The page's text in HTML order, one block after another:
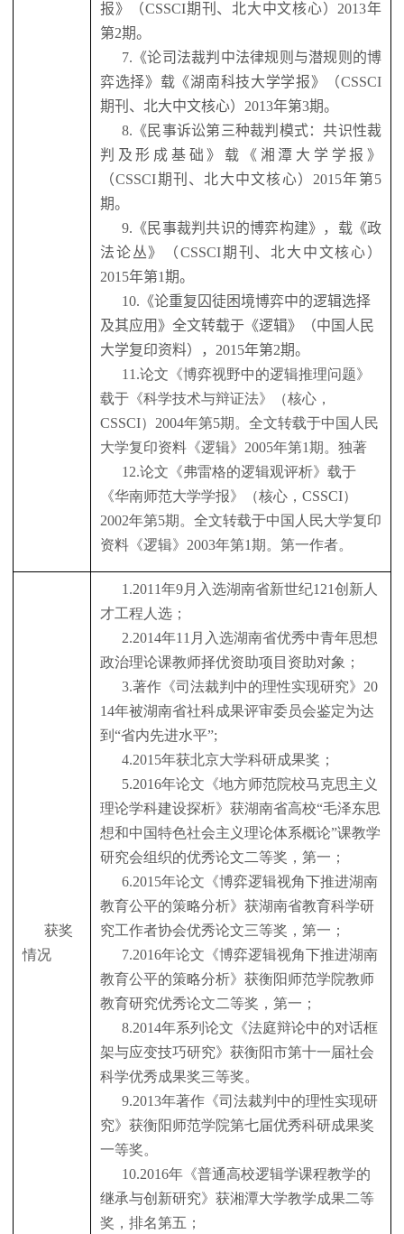
报》（CSSCI期刊、北大中文核心） 2013年
第2期。
7. 《论司法裁判中法律规则与潜规则的博
弈选择》载《湖南科技大学学报》（CSSCI
期刊、北大中文核心） 2013年第3期。
8. 《民事诉讼第三种裁判模式：共识性裁
判及形成基础》载《湘潭大学学报》
（CSSCI期刊、北大中文核心） 2015年第5
期。
9. 《民事裁判共识的博弈构建》，载《政
法论丛》（CSSCI期刊、北大中文核心）
2015年第1期。
10. 《论重复囚徒困境博弈中的逻辑选择
及其应用》全文转载于《逻辑》（中国人民
大学复印资料）， 2015年第2期。
11.论文《博弈视野中的逻辑推理问题》
载于《科学技术与辩证法》（核心，
CSSCI） 2004年第5期。全文转载于中国人民
大学复印资料《逻辑》 2005年第1期。独著
12.论文《弗雷格的逻辑观评析》载于
《华南师范大学学报》（核心， CSSCI）
2002年第5期。全文转载于中国人民大学复印
资料《逻辑》 2003年第1期。第一作者。
获奖
情况
1.2011年9月入选湖南省新世纪121创新人
才工程人选；
2.2014年11 月入选湖南省优秀中青年思想
政治理论课教师择优资助项目资助对象；
3.著作《司法裁判中的理性实现研究》 20
14年被湖南省社科成果评审委员会鉴定为达
到“省内先进水平”;
4.2015年获北京大学科研成果奖；
5.2016年论文《地方师范院校马克思主义
理论学科建设探析》获湖南省高校“毛泽东思
想和中国特色社会主义理论体系概论”课教学
研究会组织的优秀论文二等奖，第一；
6.2015年论文《博弈逻辑视角下推进湖南
教育公平的策略分析》获湖南省教育科学研
究工作者协会优秀论文三等奖，第一；
7.2016年论文《博弈逻辑视角下推进湖南
教育公平的策略分析》获衡阳师范学院教师
教育研究优秀论文二等奖，第一；
8.2014年系列论文《法庭辩论中的对话框
架与应变技巧研究》获衡阳市第十一届社会
科学优秀成果奖三等奖。
9.2013年著作《司法裁判中的理性实现研
究》获衡阳师范学院第七届优秀科研成果奖
一等奖。
10.2016年《普通高校逻辑学课程教学的
继承与创新研究》获湘潭大学教学成果二等
奖，排名第五；